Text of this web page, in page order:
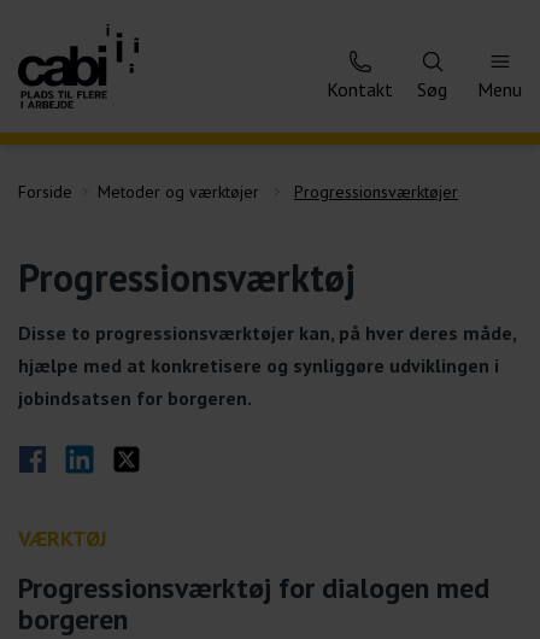
Kontakt Søg Menu
Forside Metoder og værktøjer Progressionsværktøjer
Progressionsværktøj
Disse to progressionsværktøjer kan, på hver deres måde,
hjælpe med at konkretisere og synliggøre udviklingen i
jobindsatsen for borgeren.
Del på Facebook
Del på LinkedIn
Del på Twitter
VÆRKTØJ
Progressionsværktøj for dialogen med
borgeren